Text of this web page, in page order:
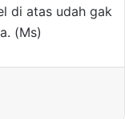
di atas udah gak
(Ms)